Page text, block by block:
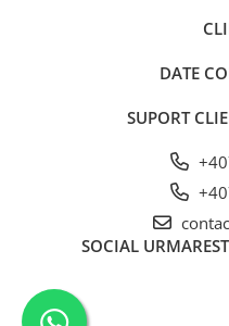
Contactoare modulare
Întrerupătoare automate și
Protecția și comanda
Contactoare
DATE
SUPORT
SOCIAL